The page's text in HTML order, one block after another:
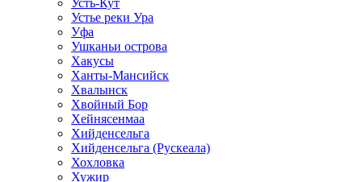
Усть-Кут
Устье реки Ура
Уфа
Ушканьи острова
Хакусы
Ханты-Мансийск
Хвалынск
Хвойный Бор
Хейнясенмаа
Хийденсельга
Хийденсельга (Рускеала)
Хохловка
Хужир